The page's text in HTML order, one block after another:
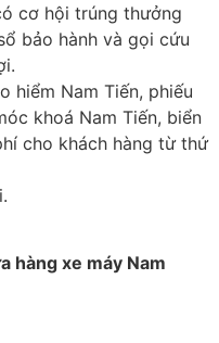
cơ hội trúng thưởng
bảo hành và gọi cứu
hiểm Nam Tiến, phiếu
khoá Nam Tiến, biển
cho khách hàng từ thứ
hàng xe máy Nam